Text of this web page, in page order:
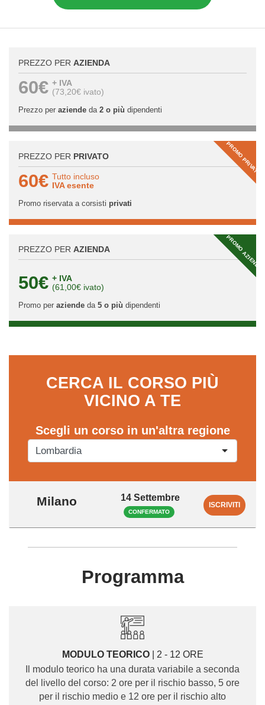
PREZZO PER AZIENDA
60€ + IVA
(73,20€ ivato)
Prezzo per aziendeda 2 o più dipendenti
PROMO PRIVATI
PREZZO PER PRIVATO
60€ Tutto incluso
IVA esente
Promo riservata a corsisti privati
PROMO AZIENDA
PREZZO PER AZIENDA
50€ + IVA
(61,00€ ivato)
Promo per aziendeda 5 o più dipendenti
CERCA IL CORSO PIÙ
VICINO A TE
Scegli un corso in un'altra regione
Milano 14 Settembre
CONFERMATO
ISCRIVITI
Programma
MODULO TEORICO| 2 - 12 ORE
Il modulo teorico ha una durata variabile a seconda
del livello del corso: 2 ore per il rischio basso, 5 ore
per il rischio medio e 12 ore per il rischio alto